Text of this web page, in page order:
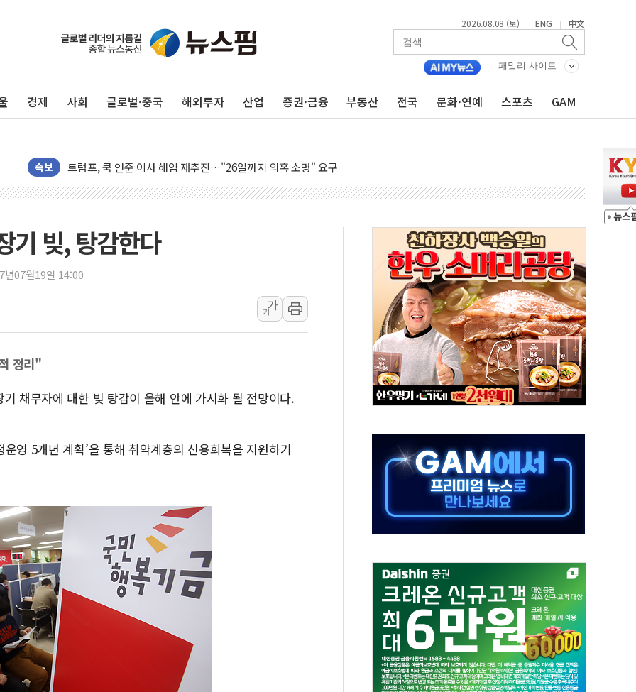
2026.08.08 (토) | ENG | 中文
패밀리 사이트
경제 사회 글로벌·중국 해외투자 산업 증권·금융 부동산 전국 문화·연예 스포츠 GAM
속보
충북 주말 무더위 지속…청주·진천 35도, 곳곳 소나기
10월 보완수사권 폐지·공소청 출범…피해자들 '범죄 사각지대' 우려
한상협, 업계 개인정보 보안 새판 짠다…'자율규제단체' 타진
뉴욕증시, 고용 쇼크에 금리 인상 우려 후퇴…S&P500 최고치
유럽증시, 美 고용 예상 밖 부진에 연준 금리 인상 가능성 낮아지며 상승… STOXX 600 지수는 나흘 연속 최고치
미 연준 매파 기세 꺾이나…고용 감소에 9월 동결 전망 우세
트럼프, 백신·자폐증 행정명령 검토…"이르면 다음 주"
美 항소법원, 백악관 무도회장 공사 중단 명령…트럼프 제동
이란 핵심 원유 수출항 '하르그섬', 최근 1주일 이상 '올스톱'… 美 해상봉쇄 영향
美 고용 쇼크에 엔화 장중 급등…시장은 "또 개입했나" 촉각
[AI MY 뉴스] 뉴욕 반도체주 프리뷰...美 고용 쇼크에 반도체주 '활짝'
뉴욕증시 프리뷰, 美 고용 쇼크에 금리 인상 우려 후퇴…나스닥 선물 1%대 상승
뉴욕증시 개장 전 특징주...아틀라시안·클라우드플레어·태양광주↑ VS 트레이드데스크·웬디스↓
트럼프 "금리 내려야"…파월 때와 달리 워시엔 톤 낮춰
기 빚, 탕감한다
년07월19일 14:00
가
가
정리"
채무자에 대한 빚 탕감이 올해 안에 가시화 될 전망이다.
영 5개년 계획’을 통해 취약계층의 신용회복을 지원하기